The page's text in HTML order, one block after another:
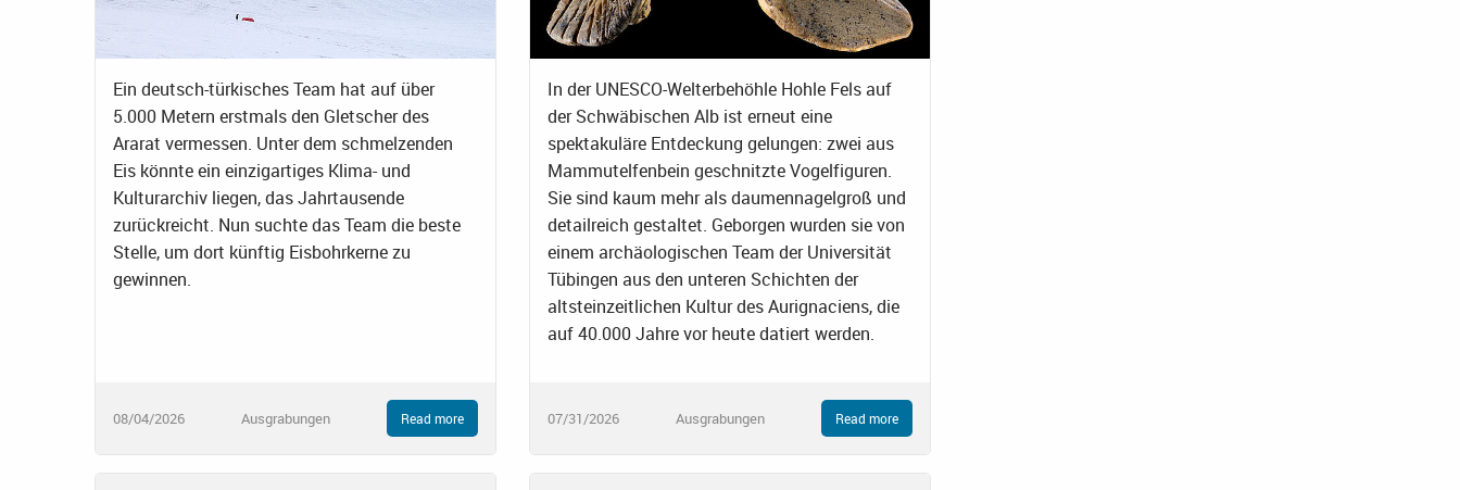
Ein deutsch-türkisches Team hat auf über
5.000 Metern erstmals den Gletscher des
Ararat vermessen. Unter dem schmelzenden
Eis könnte ein einzigartiges Klima- und
Kulturarchiv liegen, das Jahrtausende
zurückreicht. Nun suchte das Team die beste
Stelle, um dort künftig Eisbohrkerne zu
gewinnen.
08/04/2026 Ausgrabungen Read more
In der UNESCO-Welterbehöhle Hohle Fels auf
der Schwäbischen Alb ist erneut eine
spektakuläre Entdeckung gelungen: zwei aus
Mammutelfenbein geschnitzte Vogelfiguren.
Sie sind kaum mehr als daumennagelgroß und
detailreich gestaltet. Geborgen wurden sie von
einem archäologischen Team der Universität
Tübingen aus den unteren Schichten der
altsteinzeitlichen Kultur des Aurignaciens, die
auf 40.000 Jahre vor heute datiert werden.
07/31/2026 Ausgrabungen Read more